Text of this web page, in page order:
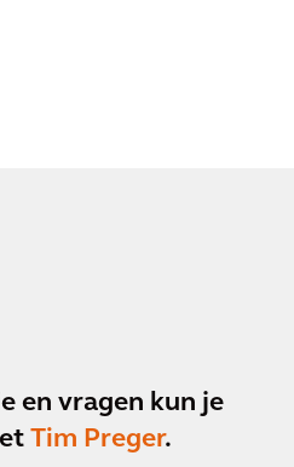
en vragen kun je
Tim Preger.